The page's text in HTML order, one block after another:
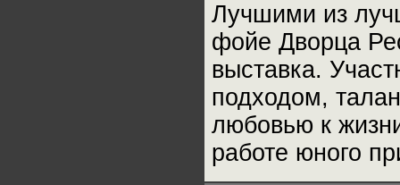
Лучшими из
фойе Дворца
выставка.
подходом,
любовью к
работе юного